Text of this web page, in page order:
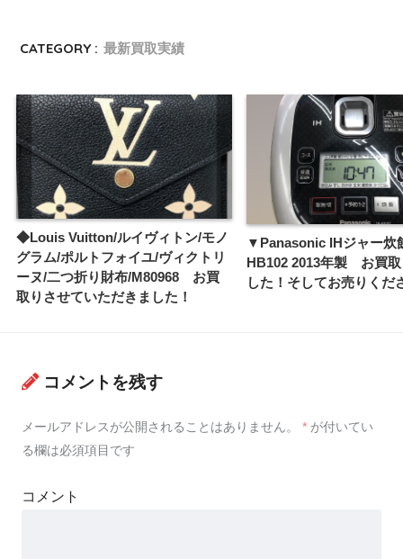
CATEGORY : 最新買取実績
◆Louis Vuitton/ルイヴィトン/モノ
グラム/ポルトフォイユ/ヴィクトリ
ーヌ/二つ折り財布/M80968 お買
取りさせていただきました！
▼Panasonic IHジャー
HB102 2013年製 お買取
した！そしてお売りくだ
コメントを残す
メールアドレスが公開されることはありません。 * が付いてい
る欄は必須項目です
コメント